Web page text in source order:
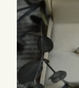
オーダーメイ
指輪作品集
インタビュー
お客様
指輪
結婚指
目黒本店